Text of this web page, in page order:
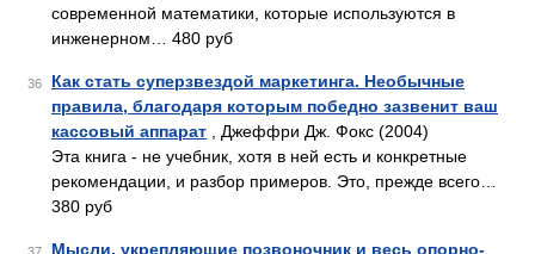
современной математики, которые используются в
инженерном… 480 руб
36
Как стать суперзвездой маркетинга. Необычные
правила, благодаря которым победно зазвенит ваш
кассовый аппарат , Джеффри Дж. Фокс (2004)
Эта книга - не учебник, хотя в ней есть и конкретные
рекомендации, и разбор примеров. Это, прежде всего…
380 руб
Мысли, укрепляющие позвоночник и весь опорно-